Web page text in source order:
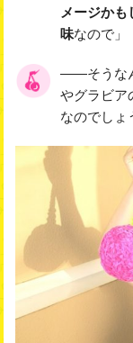
メージか
味なので」
――そうな
やグラビア
なのでしょ